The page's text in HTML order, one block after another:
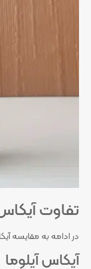
تفاوت
در ادامه به مقایسه
آیکاس